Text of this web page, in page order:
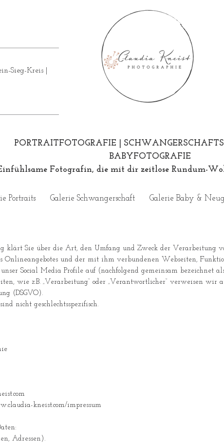
Sieg-Kreis |
PORTRAITFOTOGRAFIE |
BABYFOTOGRAFIE
Fotografin, die mit dir zeitlose Rundum-
Portraits Galerie Schwangerschaft Galerie Baby &
klärt Sie über die Art, den Umfang und Zweck der Verarbeitung
Onlineangebotes und der mit ihm verbundenen Webseiten,
Social Media Profile auf (nachfolgend gemeinsam bezeichnet
wie z.B. „Verarbeitung“ oder „Verantwortlicher“ verweisen
(DSGVO).
nicht geschlechtsspezifisch.
kneist.com/impressum
Adressen).